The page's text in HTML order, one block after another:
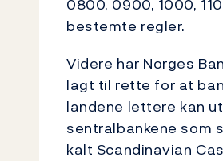
0800, 0900, 1000,
bestemte regler.
Videre har Norges
lagt til rette for at
landene lettere kan
sentralbankene som
kalt Scandinavian